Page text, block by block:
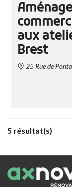
aux
Brest
25 Rue de
5 résultat(s)